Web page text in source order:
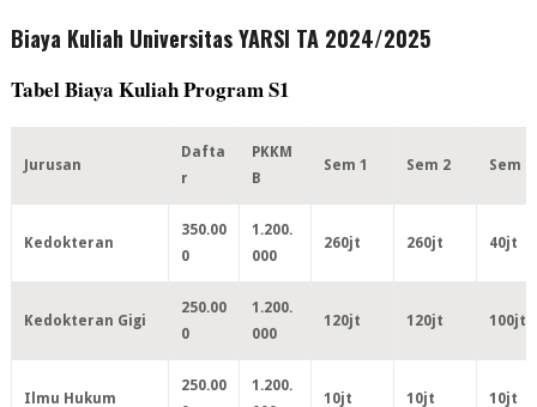
Biaya Kuliah Universitas YARSI TA 2024/2025
Tabel Biaya Kuliah Program S1
Jurusan
Dafta
r
PKKM
B
Sem 1 Sem 2 Sem 3
Kedokteran
350.00
0
1.200.
000
260jt 260jt 40jt
Kedokteran Gigi
250.00
0
1.200.
000
120jt 120jt 100jt
Ilmu Hukum
250.00
1.200.
10jt 10jt 10jt